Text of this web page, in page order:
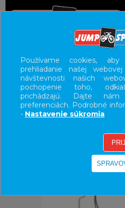
HLAVNÉ
Používame cookies,
prehliadanie našej
návštevnosti našich
pochopenie toho,
prichádzajú. Dajte
preferenciách. Podrobné
- Nastavenie súkromia